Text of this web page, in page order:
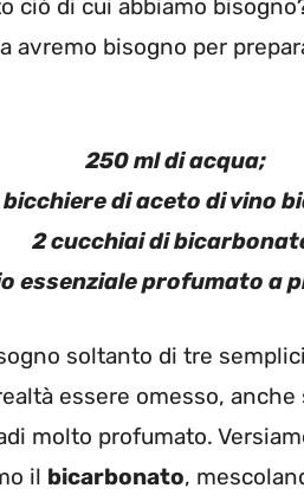
ciò di cui abbiamo
avremo bisogno per
250 ml di acqua;
bicchiere di aceto di vino
2 cucchiai di
essenziale profumato a
soltanto di tre
essere omesso,
molto profumato.
il bicarbonato,